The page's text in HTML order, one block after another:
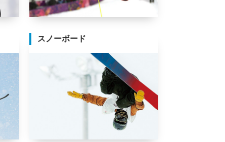
スノーボード